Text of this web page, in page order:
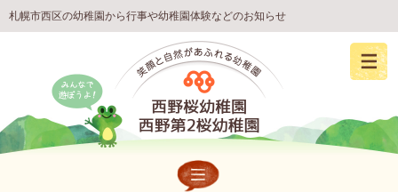
札幌市西区の幼稚園から行事や幼稚園体験などのお知らせ